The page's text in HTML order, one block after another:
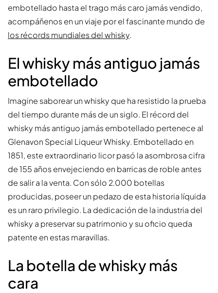
embotellado hasta el trago más caro jamás vendido,
acompáñenos en un viaje por el fascinante mundo de
los récords mundiales del whisky.
El whisky más antiguo jamás
embotellado
Imagine saborear un whisky que ha resistido la prueba
del tiempo durante más de un siglo. El récord del
whisky más antiguo jamás embotellado pertenece al
Glenavon Special Liqueur Whisky. Embotellado en
1851, este extraordinario licor pasó la asombrosa cifra
de 155 años envejeciendo en barricas de roble antes
de salir a la venta. Con sólo 2.000 botellas
producidas, poseer un pedazo de esta historia líquida
es un raro privilegio. La dedicación de la industria del
whisky a preservar su patrimonio y su oficio queda
patente en estas maravillas.
La botella de whisky más
cara